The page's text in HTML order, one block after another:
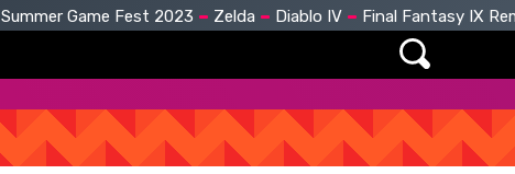
Summer Game Fest 2023 Zelda Diablo IV Final Fantasy IX